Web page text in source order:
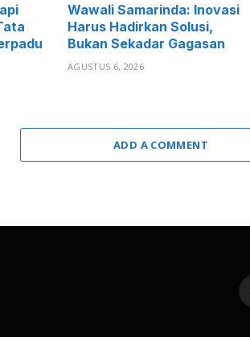
Wawali Samarinda: Inovasi
Harus Hadirkan Solusi,
Bukan Sekadar Gagasan
AGUSTUS 6, 2026
ADD A COMMENT